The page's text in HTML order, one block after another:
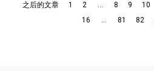
之后的文章 1 2 ... 8 9 10
16
... 81 82